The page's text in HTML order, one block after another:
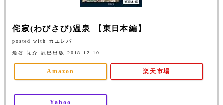
侘寂(わびさび)温泉 【東日本編】
posted with カエレバ
魚谷 祐介 辰巳出版 2018-12-10
Amazon 楽天市場
Yahoo